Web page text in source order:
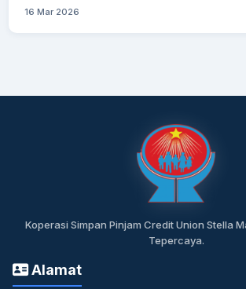
16 Mar 2026
Koperasi Simpan Pinjam Credit Union Stella
Tepercaya.
Alamat